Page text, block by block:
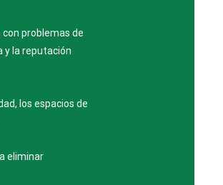
problemas de
y la reputación
los espacios de
eliminar